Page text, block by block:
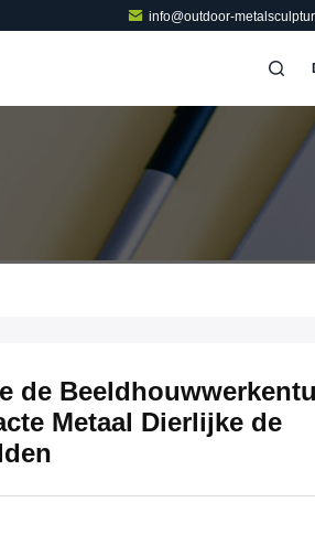
info@outdoor-
de
Metaal Dierlijke de